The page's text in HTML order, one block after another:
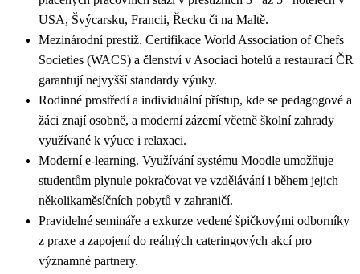
USA, Švýcarsku, Francii, Řecku či na Maltě.
Mezinárodní prestiž. Certifikace World Association of Chefs
Societies (WACS) a členství v Asociaci hotelů a restaurací ČR
garantují nejvyšší standardy výuky.
Rodinné prostředí a individuální přístup, kde se pedagogové a
žáci znají osobně, a moderní zázemí včetně školní zahrady
využívané k výuce i relaxaci.
Moderní e-learning. Využívání systému Moodle umožňuje
studentům plynule pokračovat ve vzdělávání i během jejich
několikaměsíčních pobytů v zahraničí.
Pravidelné semináře a exkurze vedené špičkovými odborníky
z praxe a zapojení do reálných cateringových akcí pro
významné partnery.